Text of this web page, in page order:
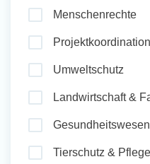
Menschenrechte
Umweltschutz
Landwirtschaft &
Gesundheitswesen
Tierschutz & Pflege